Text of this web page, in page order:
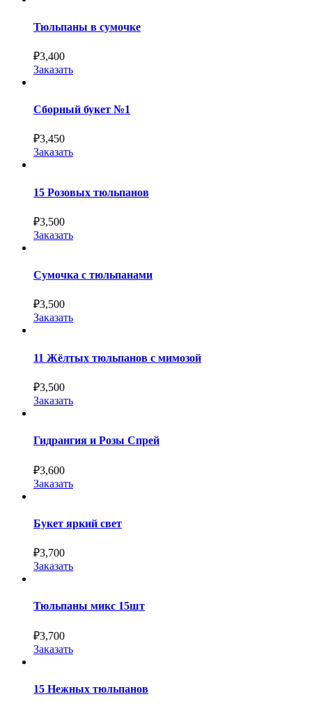
Тюльпаны в сумочке
₽3,400
Заказать
Сборный букет №1
₽3,450
Заказать
15 Розовых тюльпанов
₽3,500
Заказать
Сумочка с тюльпанами
₽3,500
Заказать
11 Жёлтых тюльпанов с мимозой
₽3,500
Заказать
Гидрангия и Розы Спрей
₽3,600
Заказать
Букет яркий свет
₽3,700
Заказать
Тюльпаны микс 15шт
₽3,700
Заказать
15 Нежных тюльпанов